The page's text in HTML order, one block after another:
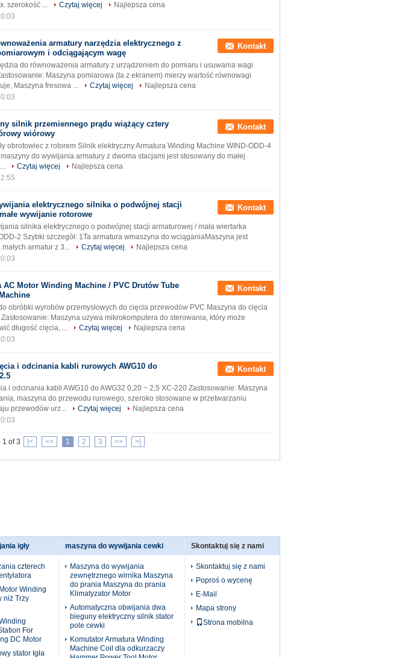
szerokość ...
Czytaj więcej
Najlepsza cena
armatury narzędzia elektrycznego z
i odciągającym wagę
Kontakt
do równoważenia armatury z urządzeniem do pomiaru i usuwania wagi
Maszyna pomiarowa (ta z ekranem) mierzy wartość równowagi
Maszyna fresowa ...
Czytaj więcej
Najlepsza cena
silnik przemiennego prądu wiążący cztery
wiórowy
Kontakt
obrotowiec z rotorem Silnik elektryczny Armatura Winding Machine WIND-ODD-4
do wywijania armatury z dwoma stacjami jest stosowany do małej
Czytaj więcej
Najlepsza cena
elektrycznego silnika o podwójnej stacji
wywijanie rotorowe
Kontakt
silnika elektrycznego o podwójnej stacji armaturowej / mała wiertarka
2 Szybki szczegół: 1Ta armatura wmaszyna do wciąganiaMaszyna jest
armatur z 3...
Czytaj więcej
Najlepsza cena
AC Motor Winding Machine / PVC Drutów Tube
Kontakt
obróbki wyrobów przemysłowych do cięcia przewodów PVC Maszyna do cięcia
Maszyna używa mikrokomputera do sterowania, który może
długość cięcia, ...
Czytaj więcej
Najlepsza cena
i odcinania kabli rurowych AWG10 do
Kontakt
i odcinania kabli AWG10 do AWG32 0,20 ~ 2,5 XC-220 Zastosowanie: Maszyna
maszyna do przewodu rurowego, szeroko stosowane w przetwarzaniu
przewodów urz...
Czytaj więcej
Najlepsza cena
1 of 3 |< << 1 2 3 >> >|
igły
czterech
Winding
niż Trzy
For
DC Motor
stator Igła
maszyna do wywijania cewki
Maszyna do wywijania
zewnętrznego wirnika Maszyna
do prania Maszyna do prania
Klimatyzator Motor
Automatyczna obwijania dwa
bieguny elektryczny silnik stator
pole cewki
Komutator Armatura Winding
Machine Coil dla odkurzaczy
Skontaktuj się z nami
Skontaktuj się z nami
Poproś o wycenę
E-Mail
Mapa strony
Strona mobilna